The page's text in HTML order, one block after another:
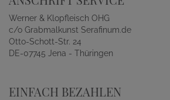
Werner & Klopfleisch OHG
c/o Grabmalkunst Serafinum.de
Otto-Schott-Str. 24
DE-07745 Jena - Thüringen
EINFACH BEZAHLEN